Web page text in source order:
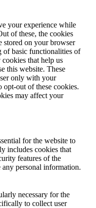
your experience while
of these, the cookies
stored on your browser
of basic functionalities of
that help us
this website. These
only with your
opt-out of these cookies.
may affect your
for the website to
includes cookies that
features of the
personal information.
necessary for the
to collect user